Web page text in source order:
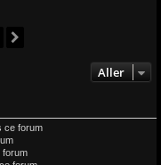
Aller
ce forum
forum